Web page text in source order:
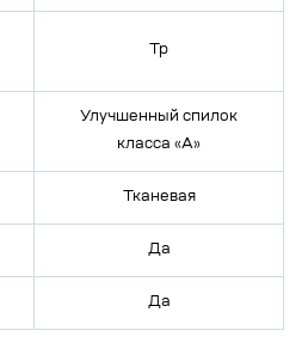
Тр
Улучшенный спилок
класса «А»
Тканевая
Да
Да